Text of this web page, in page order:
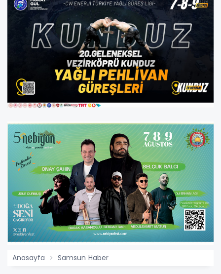
Anasayfa Samsun Haber